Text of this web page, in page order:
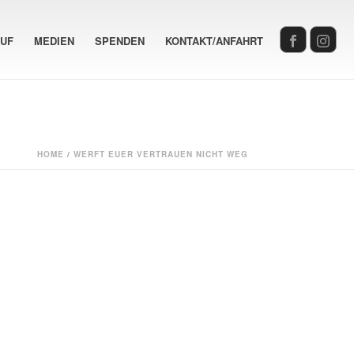
MEDIEN SPENDEN KONTAKT/ANFAHRT
HOME / WERFT EUER VERTRAUEN NICHT WEG